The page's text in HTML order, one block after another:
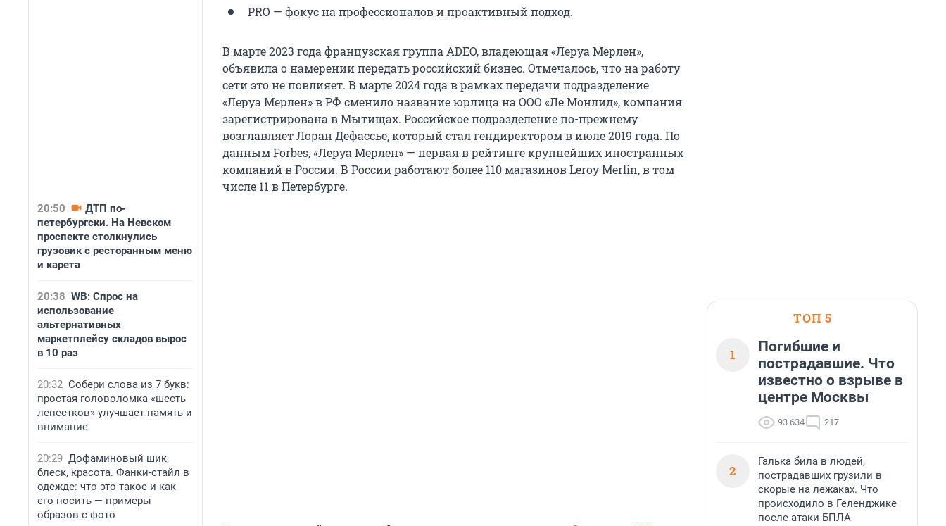
20:50
ДТП по-
петербургски. На Невском
проспекте столкнулись
грузовик с ресторанным меню
и карета
20:38 WB: Спрос на
использование
альтернативных
маркетплейсу складов вырос
в 10 раз
20:32 Собери слова из 7 букв:
простая головоломка «шесть
лепестков» улучшает память и
внимание
20:29 Дофаминовый шик,
блеск, красота. Фанки-стайл в
одежде: что это такое и как
его носить — примеры
образов с фото
PRO — фокус на профессионалов и проактивный подход.
В марте 2023 года французская группа ADEO, владеющая «Леруа Мерлен»,
объявила о намерении передать российский бизнес. Отмечалось, что на работу
сети это не повлияет. В марте 2024 года в рамках передачи подразделение
«Леруа Мерлен» в РФ сменило название юрлица на ООО «Ле Монлид», компания
зарегистрирована в Мытищах. Российское подразделение по-прежнему
возглавляет Лоран Дефассье, который стал гендиректором в июле 2019 года. По
данным Forbes, «Леруа Мерлен» — первая в рейтинге крупнейших иностранных
компаний в России. В России работают более 110 магазинов Leroy Merlin, в том
числе 11 в Петербурге.
ТОП 5
1
Погибшие и
пострадавшие. Что
известно о взрыве в
центре Москвы
93 634 217
2
Галька била в людей,
пострадавших грузили в
скорые на лежаках. Что
происходило в Геленджике
после атаки БПЛА